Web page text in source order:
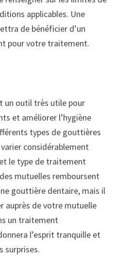
applicables. Une
de bénéficier d’un
pour votre traitement.
un outil très utile pour
et améliorer l’hygiène
types de gouttières
considérablement
le type de traitement
mutuelles remboursent
gouttière dentaire, mais il
auprès de votre mutuelle
un traitement
l’esprit tranquille et
surprises.